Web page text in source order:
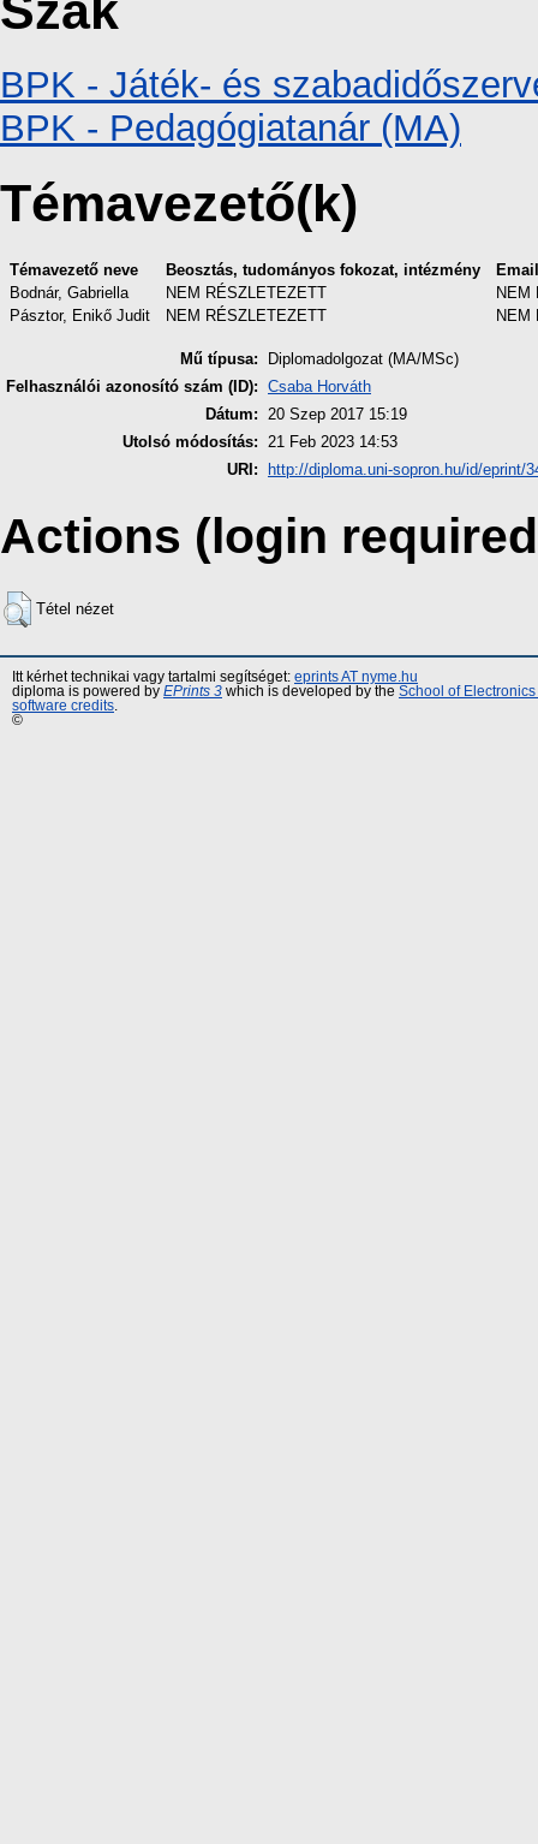
BPK - Játék- és
BPK - Pedagógiatanár (MA)
Témavezető(k)
Témavezető neve Beosztás, tudományos fokozat, intézmény
Bodnár, Gabriella
NEM RÉSZLETEZETT
NEM
Pásztor, Enikő Judit
NEM RÉSZLETEZETT NEM
Mű típusa:
Diplomadolgozat (MA/MSc)
Felhasználói azonosító szám (ID): Csaba Horváth
Dátum: 20 Szep 2017 15:19
Utolsó módosítás: 21 Feb 2023 14:53
URI:
http://diploma.uni-sopron.hu/id/eprint/
Actions (login
Tétel nézet
Itt kérhet technikai vagy tartalmi segítséget: eprints AT nyme.hu
diploma is powered by EPrints 3 which is developed by the School of
software credits
©